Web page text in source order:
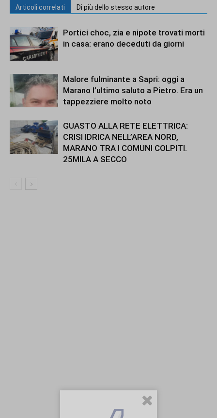
Articoli correlati Di più dello stesso autore
Portici choc, zia e nipote trovati morti
in casa: erano deceduti da giorni
Malore fulminante a Sapri: oggi a
Marano l’ultimo saluto a Pietro. Era un
tappezziere molto noto
GUASTO ALLA RETE ELETTRICA:
CRISI IDRICA NELL’AREA NORD,
MARANO TRA I COMUNI COLPITI.
25MILA A SECCO